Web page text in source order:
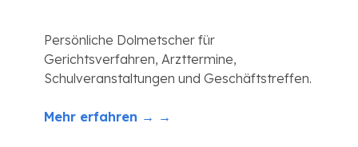
Persönliche Dolmetscher für
Gerichtsverfahren, Arzttermine,
Schulveranstaltungen und Geschäftstreffen.
Mehr erfahren → →